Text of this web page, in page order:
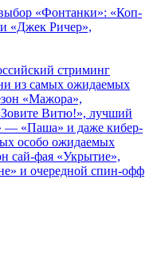
«Фонтанки»: «Коп-
«Джек Ричер»,
стриминг
из самых ожидаемых
«Мажора»,
Витю!», лучший
— «Паша» и даже кибер-
особо ожидаемых
сай-фая «Укрытие»,
и очередной спин-офф